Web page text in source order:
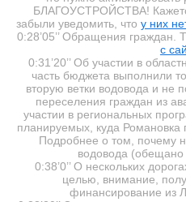
БЛАГОУСТРОЙСТВА!
забыли уведомить, что у них
0:28’05’’ Обращения граждан.
с
0:31’20’’ Об участии в
часть бюджета выполнили
вторую ветки водовода и не
переселения граждан из
участии в региональных
планируемых, куда Романовка
Подробнее о том, почему
водовода (обещано
0:38’0’’ О нескольких
целью, внимание,
финансирование из